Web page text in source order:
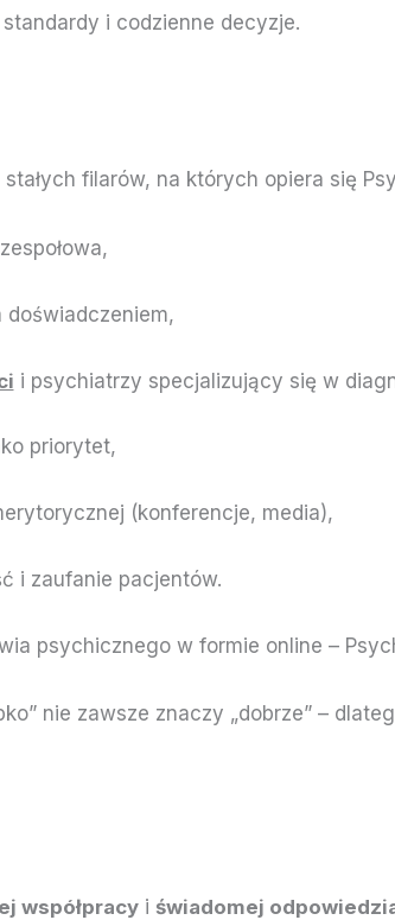
i codzienne decyzje.
filarów, na których opiera się
i psychiatrzy specjalizujący się w
priorytet,
(konferencje, media),
i zaufanie pacjentów.
psychicznego w formie online –
nie zawsze znaczy „dobrze” –
współpracy i świadomej